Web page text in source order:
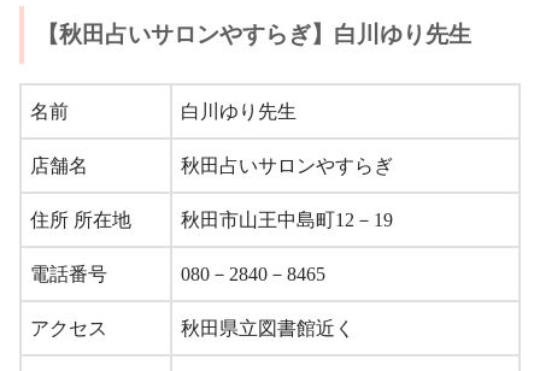
【秋田占いサロンやすらぎ】白川ゆり先生
名前 白川ゆり先生
店舗名 秋田占いサロンやすらぎ
住所 所在地 秋田市山王中島町12－19
電話番号 080－2840－8465
アクセス 秋田県立図書館近く